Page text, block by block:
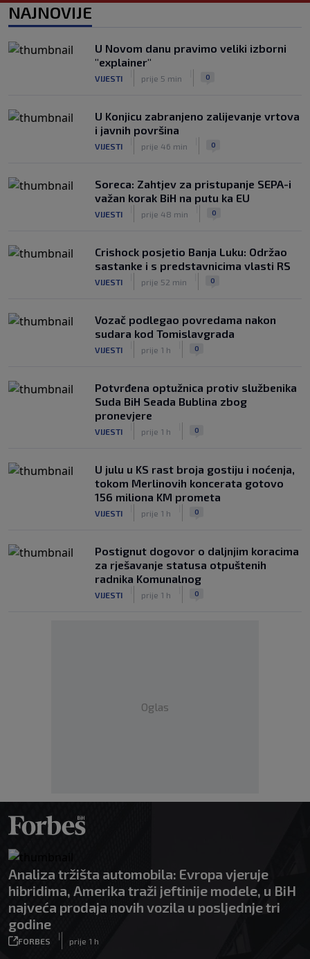
Talentovani ofanzivac za 135 miliona
eura stigao na Santiago Bernabeu
NOGOMET
|
prije 2 h 0
NAJNOVIJE
U Novom danu pravimo veliki izborni
"explainer"
VIJESTI prije 5 min 0
U Konjicu zabranjeno zalijevanje vrtova
i javnih površina
VIJESTI prije 46 min 0
Soreca: Zahtjev za pristupanje SEPA-i
važan korak BiH na putu ka EU
VIJESTI prije 48 min 0
Crishock posjetio Banja Luku: Održao
sastanke i s predstavnicima vlasti RS
VIJESTI prije 52 min 0
Vozač podlegao povredama nakon
sudara kod Tomislavgrada
VIJESTI prije 1 h 0
Potvrđena optužnica protiv službenika
Suda BiH Seada Bublina zbog
pronevjere
VIJESTI prije 1 h 0
U julu u KS rast broja gostiju i noćenja,
tokom Merlinovih koncerata gotovo
156 miliona KM prometa
VIJESTI prije 1 h 0
Postignut dogovor o daljnjim koracima
za rješavanje statusa otpuštenih
radnika Komunalnog
VIJESTI prije 1 h 0
Oglas
Analiza tržišta automobila: Evropa vjeruje
hibridima, Amerika traži jeftinije modele, u BiH
najveća prodaja novih vozila u posljednje tri
godine
FORBES
|
prije 1 h